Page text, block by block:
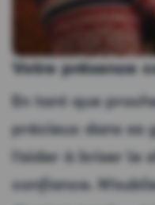
Votre présence
En tant que
précieux dans sa
l’aider à briser
confiance.